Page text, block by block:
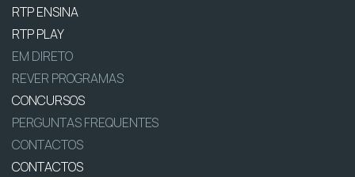
RTP ENSINA
RTP PLAY
EM DIRETO
REVER PROGRAMAS
CONCURSOS
PERGUNTAS FREQUENTES
CONTACTOS
CONTACTOS